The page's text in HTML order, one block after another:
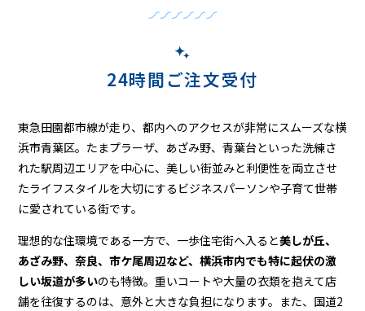
24時間ご注文受付
東急田園都市線が走り、都内へのアクセスが非常にスムーズな横
浜市青葉区。たまプラーザ、あざみ野、青葉台といった洗練さ
れた駅周辺エリアを中心に、美しい街並みと利便性を両立させ
たライフスタイルを大切にするビジネスパーソンや子育て世帯
に愛されている街です。
理想的な住環境である一方で、一歩住宅街へ入ると美しが丘、
あざみ野、奈良、市ケ尾周辺など、横浜市内でも特に起伏の激
しい坂道が多いのも特徴。重いコートや大量の衣類を抱えて店
舗を往復するのは、意外と大きな負担になります。また、国道2